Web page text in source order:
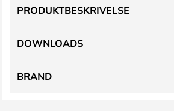
PRODUKTBESKRIVELSE
DOWNLOADS
BRAND